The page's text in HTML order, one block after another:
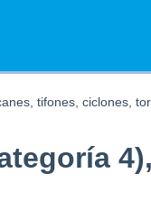
tifones, ciclones,